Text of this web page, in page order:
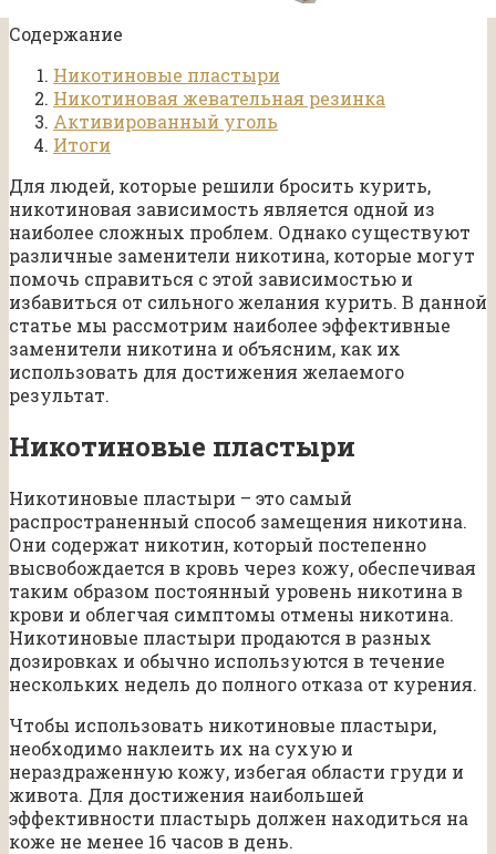
Содержание
Никотиновые пластыри
Никотиновая жевательная резинка
Активированный уголь
Итоги
Для людей, которые решили бросить курить,
никотиновая зависимость является одной из
наиболее сложных проблем. Однако существуют
различные заменители никотина, которые могут
помочь справиться с этой зависимостью и
избавиться от сильного желания курить. В данной
статье мы рассмотрим наиболее эффективные
заменители никотина и объясним, как их
использовать для достижения желаемого
результат.
Никотиновые пластыри
Никотиновые пластыри – это самый
распространенный способ замещения никотина.
Они содержат никотин, который постепенно
высвобождается в кровь через кожу, обеспечивая
таким образом постоянный уровень никотина в
крови и облегчая симптомы отмены никотина.
Никотиновые пластыри продаются в разных
дозировках и обычно используются в течение
нескольких недель до полного отказа от курения.
Чтобы использовать никотиновые пластыри,
необходимо наклеить их на сухую и
нераздраженную кожу, избегая области груди и
живота. Для достижения наибольшей
эффективности пластырь должен находиться на
коже не менее 16 часов в день.